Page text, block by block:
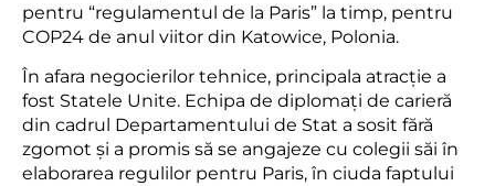
pentru “regulamentul de la Paris” la timp, pentru
COP24 de anul viitor din Katowice, Polonia.
În afara negocierilor tehnice, principala atracție a
fost Statele Unite. Echipa de diplomați de carieră
din cadrul Departamentului de Stat a sosit fără
zgomot și a promis să se angajeze cu colegii săi în
elaborarea regulilor pentru Paris, în ciuda faptului